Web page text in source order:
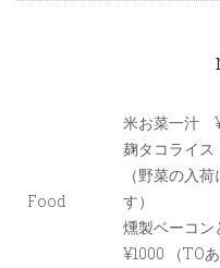
Food
米お菜一汁
麹タコライス
（野菜の入
す）
燻製ベーコ
¥1000 （TO